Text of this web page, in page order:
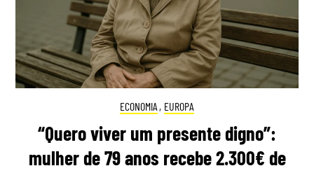
ECONOMIA , EUROPA
“Quero viver um presente digno”:
mulher de 79 anos recebe 2.300€ de